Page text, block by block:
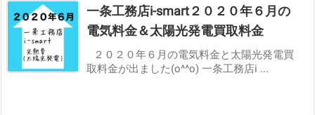
一条工務店i-smart２０２０年６月の
電気料金＆太陽光発電買取料金
２０２０年６月の電気料金と太陽光発電買
取料金が出ました(o^^o) 一条工務店i ...